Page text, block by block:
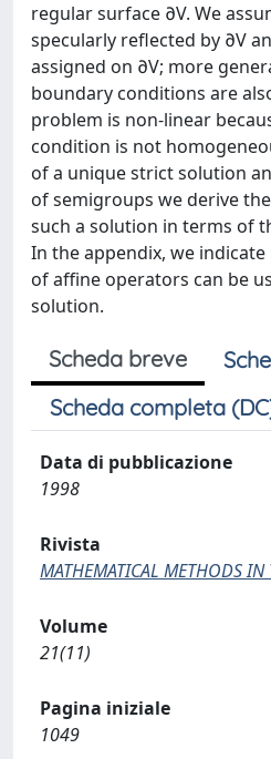
regular surface ∂V. We
specularly reflected by ∂V
assigned on ∂V; more
boundary conditions are
problem is non-linear
condition is not
of a unique strict solution
of semigroups we derive
such a solution in terms of
In the appendix, we
of affine operators can be
solution.
Scheda breve
Scheda completa
Data di pubblicazione
1998
Rivista
MATHEMATICAL METHODS IN
Volume
21(11)
Pagina iniziale
1049